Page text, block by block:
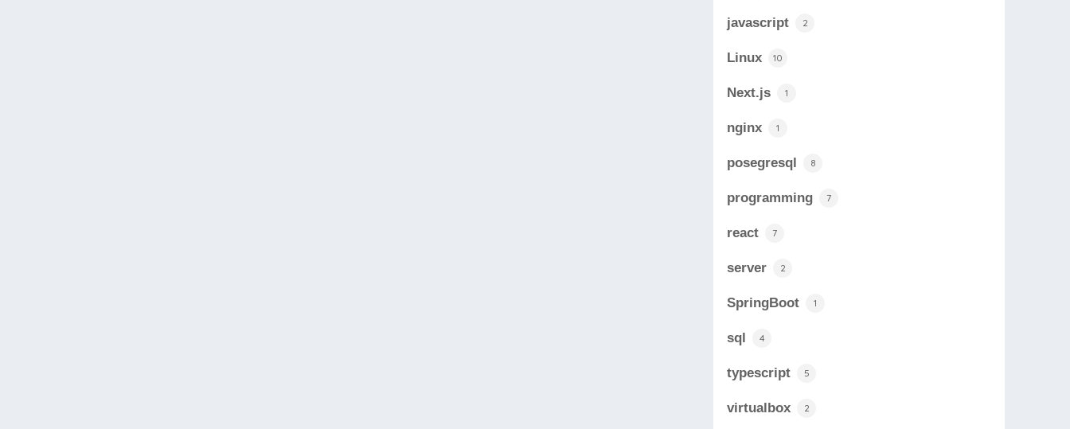
javascript 2
Linux 10
Next.js 1
nginx 1
posegresql 8
programming 7
react 7
server 2
SpringBoot 1
sql 4
typescript 5
virtualbox 2